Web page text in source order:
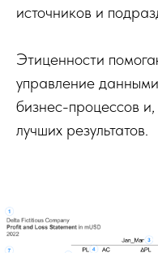
источников и
Этиценности
управление
бизнес-процессов
лучших результатов.